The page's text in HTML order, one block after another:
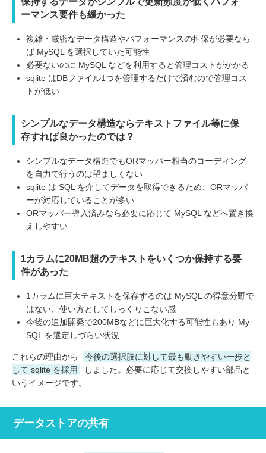
ーマンス要件も緩かった
複雑・厳密なデータ構造やパフォーマンスの担保が必要なら
ば MySQL を選択していた可能性
必要ないのに MySQL などを利用すると管理コストがかかる
sqlite はDBファイル1つを管理するだけで済むので管理コス
トが低い
シンプルなデータ構造ならテキストファイル等に保
存すれば良かったのでは？
シンプルなデータ構造でもORマッパー相当のコーディング
を自力で行うのは望ましくない
sqlite は SQL を介してデータを取得できるため、ORマッパ
ーが対応していることが多い
ORマッパー導入済みなら必要に応じて MySQL などへ置き換
えしやすい
1カラムに20MB超のテキストをいくつか保持する要
件があった
1カラムに巨大テキストを保存するのは MySQL の得意分野で
はない、使い方としてしっくりこない感
今後の追加開発で200MBなどに巨大化する可能性もあり My
SQL を選定しづらい状況
これらの理由から
今後の選択肢に対して最も動きやすい一歩と
して sqlite を採用
しました。必要に応じて交換しやすい部品と
いうイメージです。
データストアの共有